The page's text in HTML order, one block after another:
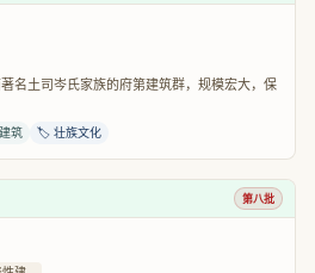
名土司岑氏家族的府第建筑群，规模宏大，保
筑 🏷️ 壮族文化
第八批